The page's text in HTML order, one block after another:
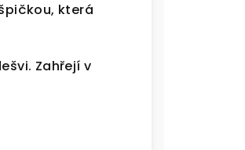
která
Zahřejí v